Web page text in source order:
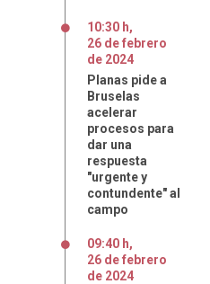
10:30 h,
26 defebrero
de 2024
Planas pide a
Bruselas
acelerar
procesos para
dar una
respuesta
"urgente y
contundente" al
campo
09:40 h,
26 defebrero
de 2024